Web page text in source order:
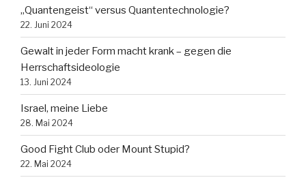
„Quantengeist“ versus Quantentechnologie?
22. Juni 2024
Gewalt in jeder Form macht krank – gegen die
Herrschaftsideologie
13. Juni 2024
Israel, meine Liebe
28. Mai 2024
Good Fight Club oder Mount Stupid?
22. Mai 2024